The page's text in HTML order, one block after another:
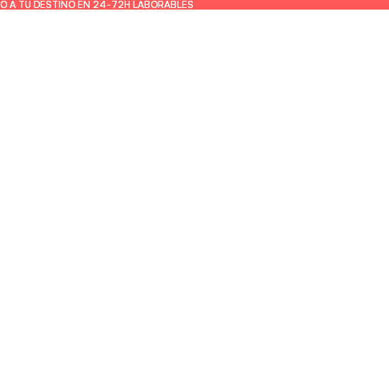
A TU DESTINO EN 24-72H LABORABLES
A TU DESTINO EN 24-72H LABORABLES